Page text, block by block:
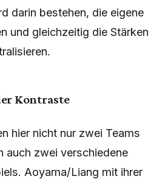
darin bestehen, die eigene
und gleichzeitig die Stärken
Kontraste
hier nicht nur zwei Teams
auch zwei verschiedene
Aoyama/Liang mit ihrer